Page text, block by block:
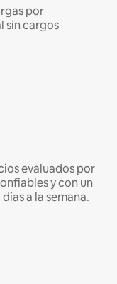
por
sin cargos
evaluados por
y con un
a la semana.